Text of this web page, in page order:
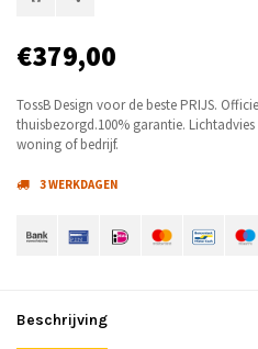
€379,00
TossB Design voor de beste PRIJS.
thuisbezorgd.100% garantie.
woning of bedrijf.
3 WERKDAGEN
Beschrijving